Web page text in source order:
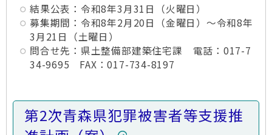
結果公表：令和8年3月31日（火曜日）
募集期間：令和8年2月20日（金曜日）～令和8年
3月21日（土曜日）
問合せ先：県土整備部建築住宅課 電話：017-7
34-9695 FAX：017-734-8197
第2次青森県犯罪被害者等支援推